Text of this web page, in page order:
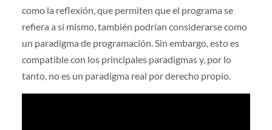
como la reflexión, que permiten que el programa se
refiera a sí mismo, también podrían considerarse como
un paradigma de programación. Sin embargo, esto es
compatible con los principales paradigmas y, por lo
tanto, no es un paradigma real por derecho propio.